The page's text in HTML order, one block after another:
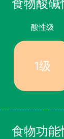
食物酸碱
酸性级
1级
食物功能